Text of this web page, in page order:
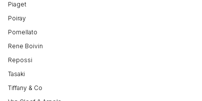
Piaget
Poiray
Pomellato
Rene Boivin
Repossi
Tasaki
Tiffany & Co